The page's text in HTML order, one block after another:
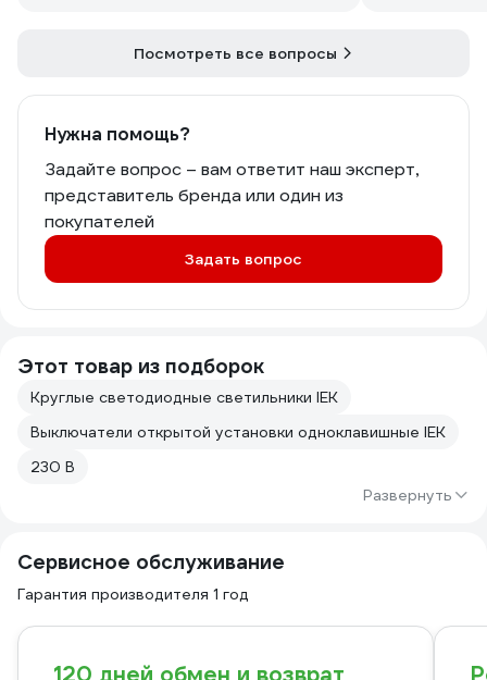
Посмотреть все вопросы
Нужна помощь?
Задайте вопрос – вам ответит наш эксперт,
представитель бренда или один из
покупателей
Задать вопрос
Этот товар из подборок
Круглые светодиодные светильники IEK
Выключатели открытой установки одноклавишные IEK
230 В
Развернуть
Сервисное обслуживание
Гарантия производителя 1 год